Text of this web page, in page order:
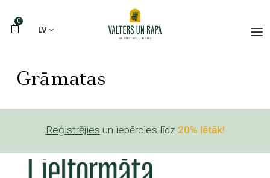
0
LV
Grāmatas
Reģistrējies un iepērcies līdz 20% lētāk!